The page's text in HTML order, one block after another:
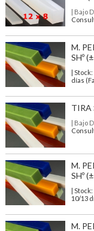
| Bajo
M.
SHº
|
días
TIRA
| Bajo
M.
SHº
|
10/13
M.